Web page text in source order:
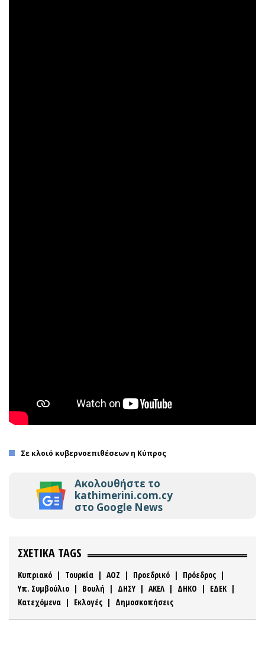
Σε κλοιό κυβερνοεπιθέσεων η Κύπρος
Ακολουθήστε το
kathimerini.com.cy
στο Google News
ΣΧΕΤΙΚΑ TAGS
Κυπριακό | Τουρκία | ΑΟΖ | Προεδρικό | Πρόεδρος |
Υπ. Συμβούλιο | Βουλή | ΔΗΣΥ | ΑΚΕΛ | ΔΗΚΟ | ΕΔΕΚ |
Κατεχόμενα | Εκλογές | Δημοσκοπήσεις